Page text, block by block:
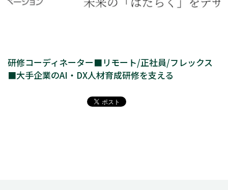
研修コーディネーター■リモート/正社員/フレックス
■大手企業のAI・DX人材育成研修を支える